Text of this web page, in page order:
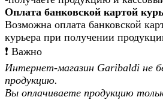
Оплата банковской картой
Возможна оплата банковской
курьера при получении
❗️ Важно
Интернет-магазин Garibaldi не
продукцию.
Вы оплачиваете продукцию